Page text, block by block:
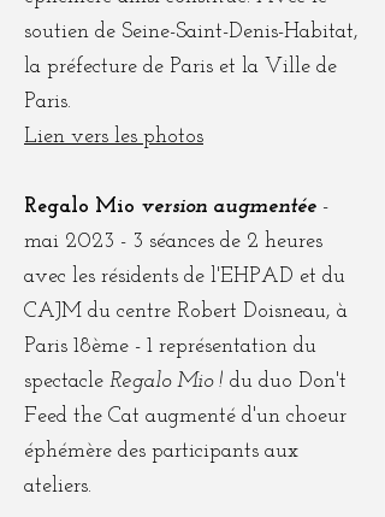
soutien de Seine-Saint-Denis-Habitat,
la préfecture de Paris et la Ville de
Paris.
Lien vers les photos
Regalo Mio version augmentée -
mai 2023 - 3 séances de 2 heures
avec les résidents de l'EHPAD et du
CAJM du centre Robert Doisneau, à
Paris 18ème - 1 représentation du
spectacle Regalo Mio ! du duo Don't
Feed the Cat augmenté d'un choeur
éphémère des participants aux
ateliers.